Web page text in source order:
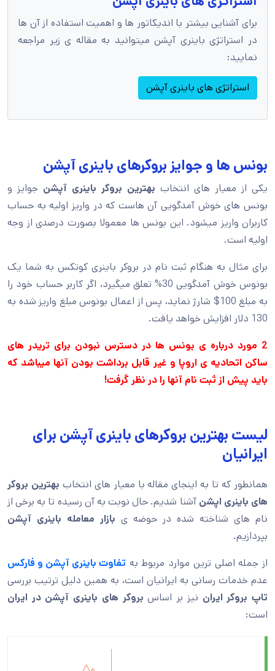
برای آشنایی بیشتر با اندیکاتور ها و اهمیت استفاده از آن ها
در استراتژی باینری آپشن میتوانید به مقاله ی زیر مراجعه
نمایید:
استراتژی های باینری آپشن
بونس ها و جوایز بروکرهای باینری آپشن
یکی از معیار های انتخاب بهترین بروکر باینری آپشن جوایز و
بونس های خوش آمدگویی آن هاست که در واریز اولیه به حساب
کاربران واریز میشود. این بونس ها معمولا بصورت درصدی از وجه
اولیه است.
برای مثال به هنگام ثبت نام در بروکر باینری کوتکس به شما یک
بونوس خوش آمدگویی 30% تعلق میگیرد، اگر کاربر حساب خود را
به مبلغ 100$ شارژ نماید، پس از اعمال بونوس مبلغ واریز شده به
130 دلار افزایش خواهد یافت.
2 مورد درباره ی بونس ها در دسترس نبودن برای تریدر های
ساکن اتحادیه ی اروپا و غیر قابل برداشت بودن آنها میباشد که
باید پیش از ثبت نام آنها را در نظر گرفت!
لیست بهترین بروکرهای باینری آپشن برای
ایرانیان
همانطور که تا به اینجای مقاله با معیار های انتخاب بهترین بروکر
های باینری اپشن آشنا شدیم. حال نوبت به آن رسیده تا به برخی از
نام های شناخته شده در حوضه ی بازار معامله باینری آپشن
بپردازیم.
از جمله اصلی ترین موارد مربوط به تفاوت باینری آپشن و فارکس
عدم خدمات رسانی به ایرانیان است، به همین دلیل ترتیب بررسی
تاپ بروکر ایران نیز بر اساس بروکر های باینری آپشن در ایران
است: